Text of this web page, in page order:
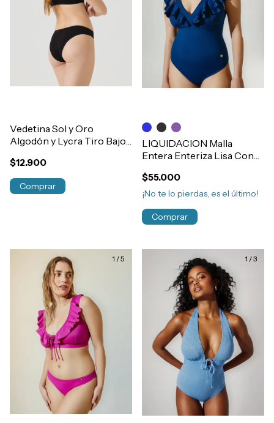
Vedetina Sol y Oro
Algodón y Lycra Tiro Bajo
$12.900
Comprar
LIQUIDACION Malla
Entera Enteriza Lisa Con
$55.000
¡No te lo pierdas, es el último!
Comprar
1 /5 1 /3